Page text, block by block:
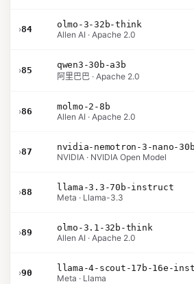
›84
olmo-3-32b-think
Allen AI · Apache 2.0
›85
qwen3-30b-a3b
阿里巴巴 · Apache 2.0
›86
molmo-2-8b
Allen AI · Apache 2.0
›87
NVIDIA · NVIDIA Open Model
›88
llama-3.3-70b-instruct
Meta · Llama-3.3
›89
olmo-3.1-32b-think
Allen AI · Apache 2.0
›90
Meta · Llama